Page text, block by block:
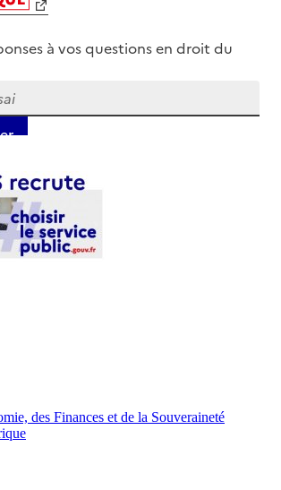
des Finances et de la Souveraineté